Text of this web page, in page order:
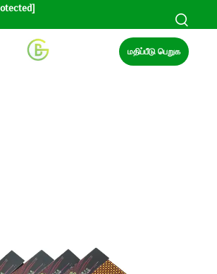
மதிப்பீடு பெறுக